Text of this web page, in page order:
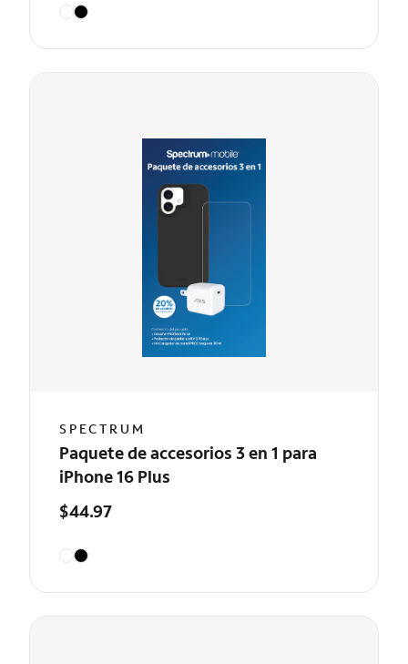
SPECTRUM
Paquete de accesorios 3 en 1 para
iPhone 16 Plus
$44.97